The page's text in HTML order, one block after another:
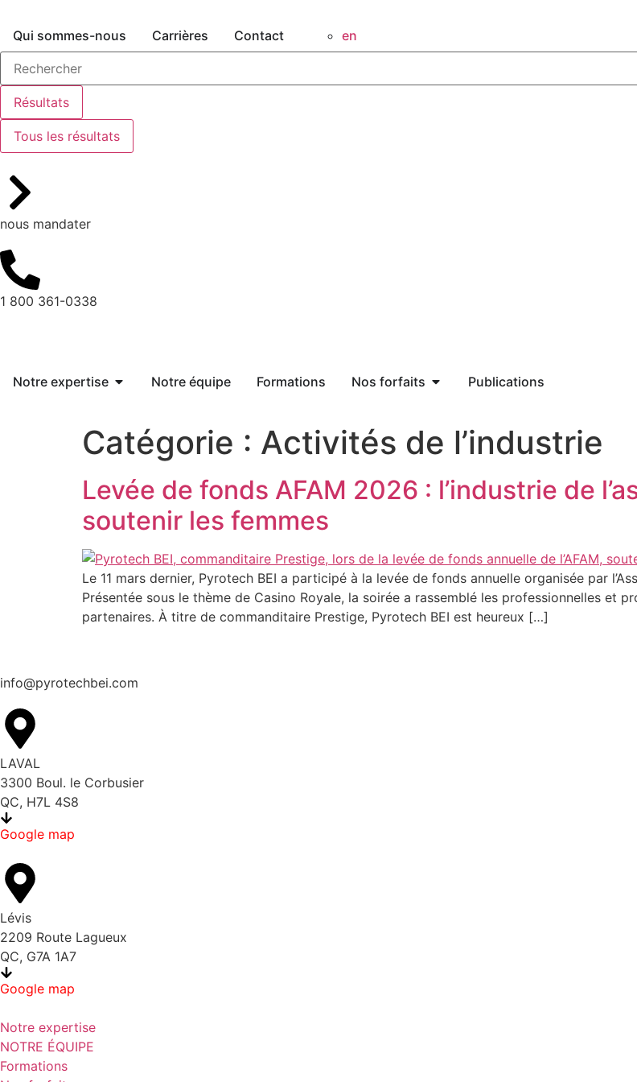
Qui sommes-nous Carrières Contact en
Résultats
Tous les résultats
nous mandater
1 800 361-0338
Notre expertise Notre équipe Formations Nos forfaits Publications
Catégorie : Activités de l’industrie
Levée de fonds AFAM 2026 : l’industrie de
soutenir les femmes
Le 11 mars dernier, Pyrotech BEI a participé à la levée de fonds annuelle organisée par
Présentée sous le thème de Casino Royale, la soirée a rassemblé les professionnelles et
partenaires. À titre de commanditaire Prestige, Pyrotech BEI est heureux […]
info@pyrotechbei.com
LAVAL
3300 Boul. le Corbusier
QC, H7L 4S8
Google map
Lévis
2209 Route Lagueux
QC, G7A 1A7
Google map
Notre expertise
NOTRE ÉQUIPE
Formations